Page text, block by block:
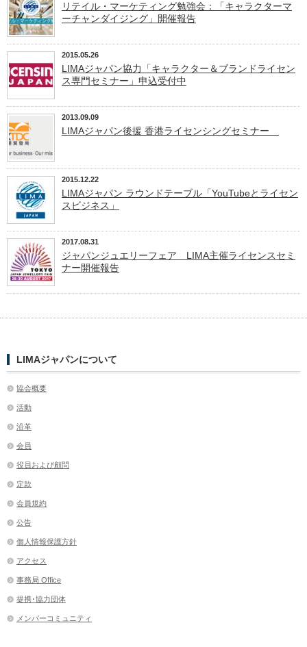
リテイル・マーケティング勉強会：「キャラクターマ
ーチャンダイジング」開催報告
2015.05.26
LIMAジャパン協力「キャラクター＆ブランドライセン
ス専門セミナー」申込受付中
2013.09.09
LIMAジャパン後援 香港ライセンシングセミナー
2015.12.22
LIMAジャパン ラウンドテーブル「YouTubeとライセン
スビジネス」
2017.08.31
ジャパンジュエリーフェア LIMA主催ライセンスセミ
ナー開催報告
LIMAジャパンについて
協会概要
活動
沿革
会員
役員および顧問
定款
会員規約
公告
個人情報保護方針
アクセス
事務局 Office
提携･協力団体
メンバーコミュニティ